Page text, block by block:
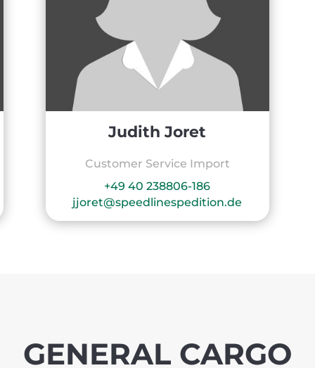
Judith Joret
Customer Service Import
+49 40 238806-186
jjoret@speedlinespedition.de
GENERAL CARGO